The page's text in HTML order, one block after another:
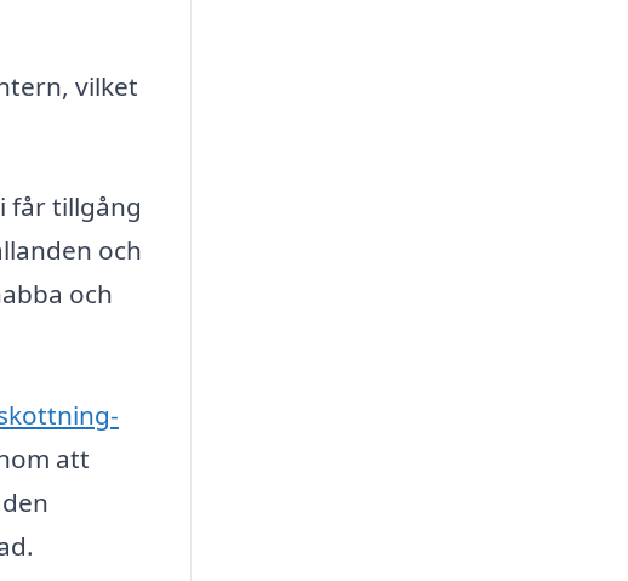
vilket
får tillgång
och
och
att